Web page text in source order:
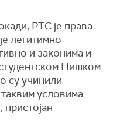
РТС је права
легитимно
и законима и
Нишком
су учинили
условима